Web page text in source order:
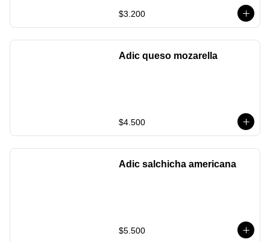
$3.200
Adic queso mozarella
$4.500
Adic salchicha americana
$5.500